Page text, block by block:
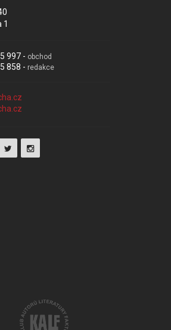
1
997 - obchod
858 - redakce